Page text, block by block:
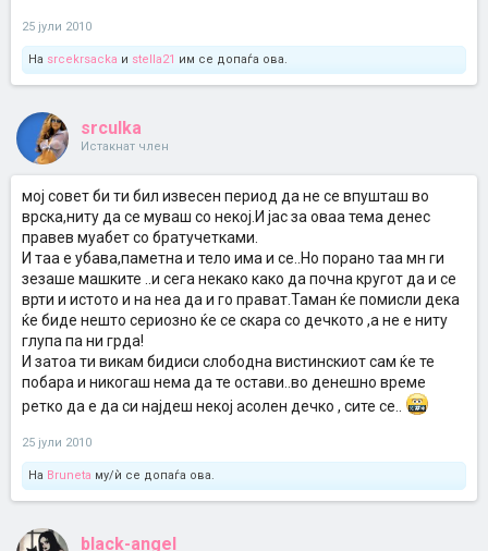
25 јули 2010
На srcekrsacka и stella21 им се допаѓа ова.
srculka
Истакнат член
мој совет би ти бил извесен период да не се впушташ во
врска,ниту да се муваш со некој.И јас за оваа тема денес
правев муабет со братучетками.
И таа е убава,паметна и тело има и се..Но порано таа мн ги
зезаше машките ..и сега некако како да почна кругот да и се
врти и истото и на неа да и го прават.Таман ќе помисли дека
ќе биде нешто сериозно ќе се скара со дечкото ,а не е ниту
глупа па ни грда!
И затоа ти викам бидиси слободна вистинскиот сам ќе те
побара и никогаш нема да те остави..во денешно време
ретко да е да си најдеш некој асолен дечко , сите се..
25 јули 2010
На Bruneta му/ѝ се допаѓа ова.
black-angel